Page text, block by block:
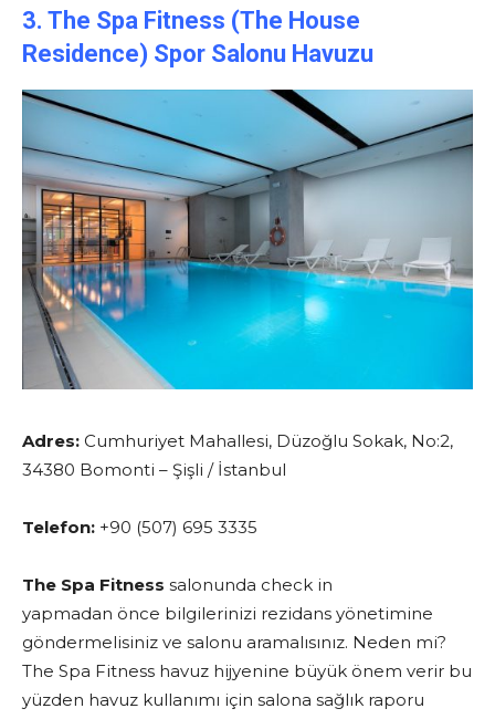
3. The Spa Fitness (The House
Residence) Spor Salonu Havuzu
Adres: Cumhuriyet Mahallesi, Düzoğlu Sokak, No:2,
34380 Bomonti – Şişli / İstanbul
Telefon: +90 (507) 695 3335
The Spa Fitness salonunda check in
yapmadan önce bilgilerinizi rezidans yönetimine
göndermelisiniz ve salonu aramalısınız. Neden mi?
The Spa Fitness havuz hijyenine büyük önem verir bu
yüzden havuz kullanımı için salona sağlık raporu